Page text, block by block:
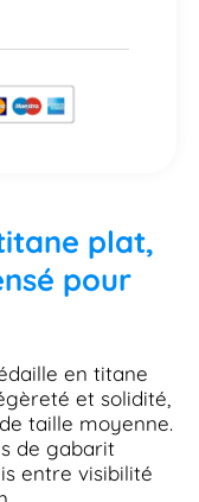
plat,
pour
en titane
et solidité,
taille moyenne.
de gabarit
entre visibilité